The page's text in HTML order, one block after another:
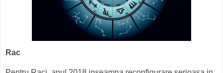
Rac